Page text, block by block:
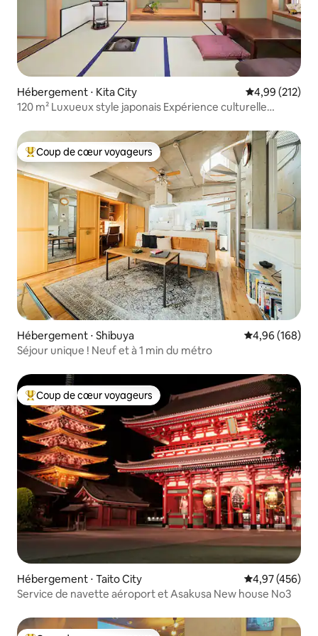
Hébergement ⋅ Kita City Évaluation
4,99 (212)
120 m² Luxueux style japonais Expérience culturelle
Coups de cœur voyageurs les plus appréciés
Coup de cœur voyageurs
Hébergement ⋅ Shibuya Évaluation
4,96 (168)
Séjour unique ! Neuf et à 1 min du métro
Coups de cœur voyageurs les plus appréciés
Coup de cœur voyageurs
Hébergement ⋅ Taito City Évaluation
4,97 (456)
Service de navette aéroport et Asakusa New house No3